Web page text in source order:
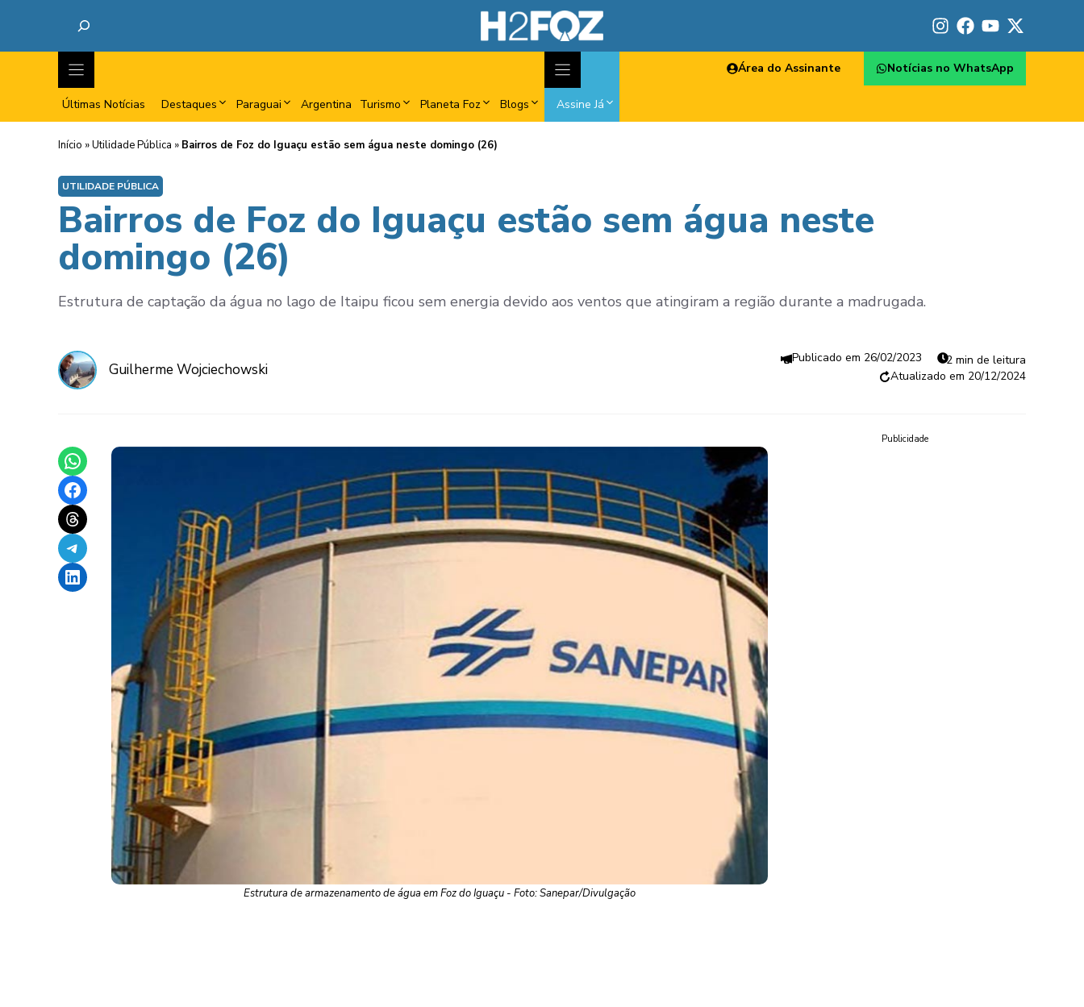
Últimas Notícias Destaques Paraguai Argentina Turismo Planeta Foz Blogs Assine Já
Área do Assinante Notícias no WhatsApp
Início »Utilidade Pública » Bairros de Foz do Iguaçu estão sem água neste domingo (26)
UTILIDADE PÚBLICA
Bairros de Foz do Iguaçu estão sem água neste
domingo (26)
Estrutura de captação da água no lago de Itaipu ficou sem energia devido aos ventos que atingiram a região durante a madrugada.
Guilherme Wojciechowski
26/02/2023
2 min de leitura
20/12/2024
Share on WhatsApp
Share on Facebook
Share on Threads
Share on Telegram
Share on LinkedIn
Estrutura de armazenamento de água em Foz do Iguaçu - Foto: Sanepar/Divulgação
Publicidade